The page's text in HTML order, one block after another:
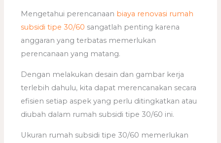
Mengetahui perencanaan biaya renovasi rumah
subsidi tipe 30/60 sangatlah penting karena
anggaran yang terbatas memerlukan
perencanaan yang matang.
Dengan melakukan desain dan gambar kerja
terlebih dahulu, kita dapat merencanakan secara
efisien setiap aspek yang perlu ditingkatkan atau
diubah dalam rumah subsidi tipe 30/60 ini.
Ukuran rumah subsidi tipe 30/60 memerlukan